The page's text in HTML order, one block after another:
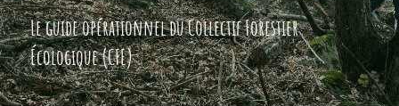
Le guide opérationnel du Collectif Forestier
Écologique (CFE)